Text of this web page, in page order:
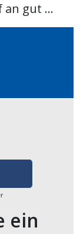
an gut ...
ein